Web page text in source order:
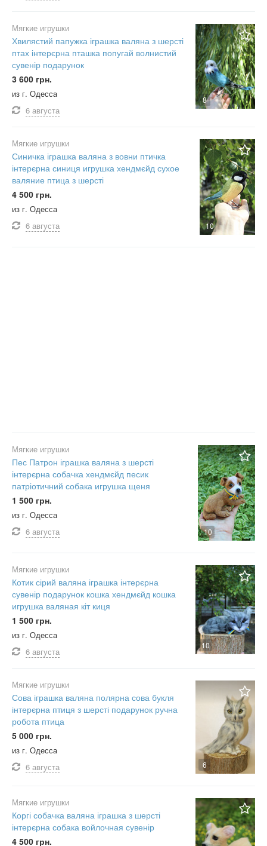
8
Мягкие игрушки
Хвилястий папужка іграшка валяна з шерсті
птах інтерєрна пташка попугай волнистий
сувенір подарунок
3 600 грн.
из г. Одесса
6 августа
10
Мягкие игрушки
Синичка іграшка валяна з вовни птичка
інтерєрна синиця игрушка хендмєйд сухое
валяние птица з шерсті
4 500 грн.
из г. Одесса
6 августа
10
Мягкие игрушки
Пес Патрон іграшка валяна з шерсті
інтерєрна собачка хендмєйд песик
патріотичний собака игрушка щеня
1 500 грн.
из г. Одесса
6 августа
10
Мягкие игрушки
Котик сірий валяна іграшка інтерєрна
сувенір подарунок кошка хендмєйд кошка
игрушка валяная кіт киця
1 500 грн.
из г. Одесса
6 августа
6
Мягкие игрушки
Сова іграшка валяна полярна сова букля
інтерєрна птиця з шерсті подарунок ручна
робота птица
5 000 грн.
из г. Одесса
6 августа
Мягкие игрушки
Коргі собачка валяна іграшка з шерсті
інтерєрна собака войлочная сувенір
4 500 грн.